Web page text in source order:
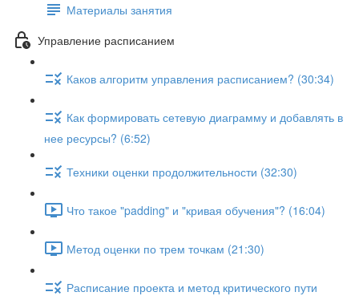
Материалы занятия
Управление расписанием
Каков алгоритм управления расписанием? (30:34)
Как формировать сетевую диаграмму и добавлять в
нее ресурсы? (6:52)
Техники оценки продолжительности (32:30)
Что такое "padding" и "кривая обучения"? (16:04)
Метод оценки по трем точкам (21:30)
Расписание проекта и метод критического пути